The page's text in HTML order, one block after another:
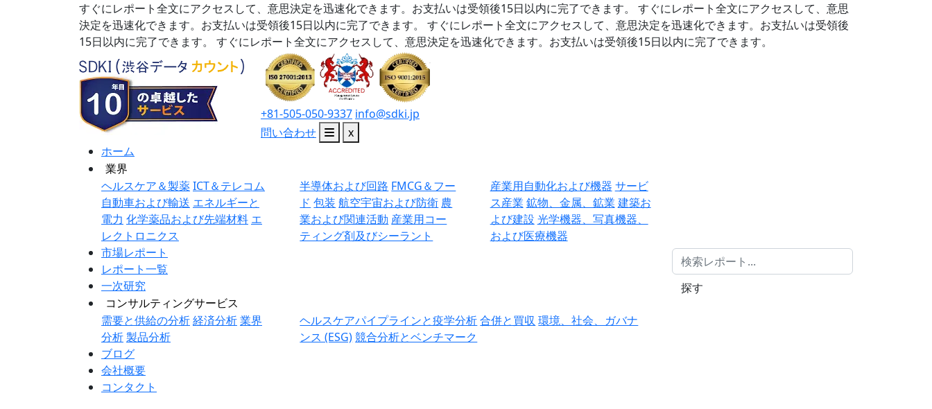
すぐにレポート全文にアクセスして、意思決定を迅速化できます。お支払いは受領後15日以内に完了できます。
すぐにレポート全文にアクセスして、意思
決定を迅速化できます。お支払いは受領後15日以内に完了できます。
すぐにレポート全文にアクセスして、意思決定を迅速化できます。お支払いは受領後
15日以内に完了できます。
すぐにレポート全文にアクセスして、意思決定を迅速化できます。お支払いは受領後15日以内に完了できます。
+81-505-050-9337 info@sdki.jp
問い合わせ
x
ホーム
業界
ヘルスケア＆製薬ICT＆テレコム
自動車および輸送 エネルギーと
電力 化学薬品および先端材料 エ
レクトロニクス
半導体および回路 FMCG＆フー
ド 包装 航空宇宙および防衛 農
業および関連活動 産業用コー
ティング剤及びシーラント
産業用自動化および機器 サービ
ス産業 鉱物、金属、鉱業 建築お
よび建設 光学機器、写真機器、
および医療機器
市場レポート
レポート一覧
一次研究
コンサルティングサービス
需要と供給の分析経済分析業界
分析製品分析
ヘルスケアパイプラインと疫学分析合併と買収 環境、社会、ガバナ
ンス (ESG)競合分析とベンチマーク
ブログ
会社概要
コンタクト
探す